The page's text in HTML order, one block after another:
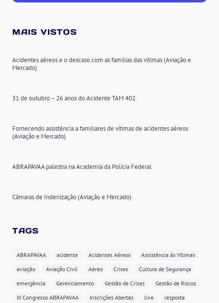
MAIS VISTOS
Acidentes aéreos e o descaso com as famílias das vítimas (Aviação e
Mercado)
31 de outubro – 26 anos do Acidente TAM 402.
Fornecendo assistência a familiares de vítimas de acidentes aéreos
(Aviação e Mercado)
ABRAPAVAA palestra na Academia da Polícia Federal
Câmaras de Indenização (Aviação e Mercado)
TAGS
ABRAPAVAA acidente Acidentes Aéreos
Assistência às Vítimas
aviação
Aviação Civil Aéreo Crises
Cultura de Segurança
emergência
Gerenciamento Gestão de Crises
Gestão de Riscos
III Congresso ABRAPAVAA
Inscrições Abertas live
resposta